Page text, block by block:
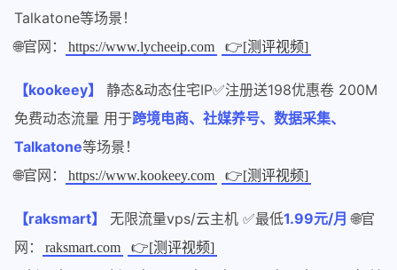
Talkatone等场景！
🌐官网：
https://www.lycheeip.com 👉[测评视频]
【kookeey】
静态&动态住宅IP✅注册送198优惠卷 200M
免费动态流量 用于跨境电商、社媒养号、数据采集、
Talkatone等场景！
🌐官网：
https://www.kookeey.com 👉[测评视频]
【raksmart】 无限流量vps/云主机 ✅最低1.99元/月 🌐官
网：
raksmart.com 👉[测评视频]